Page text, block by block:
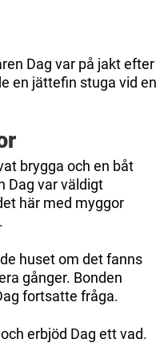
Dag var på jakt efter
en jättefin stuga vid en
brygga och en båt
Dag var väldigt
här med myggor
huset om det fanns
gånger. Bonden
fortsatte fråga.
erbjöd Dag ett vad.